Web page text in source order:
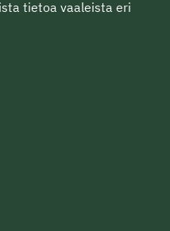
tietoa vaaleista eri